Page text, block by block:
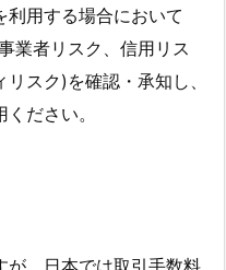
利用する場合において
業者リスク、信用リス
スク)を確認・承知し、
ださい。
が、日本では取引手数料